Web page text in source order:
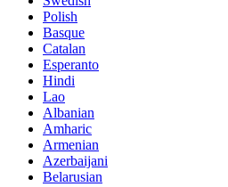
Polish
Basque
Catalan
Esperanto
Hindi
Lao
Albanian
Amharic
Armenian
Azerbaijani
Belarusian